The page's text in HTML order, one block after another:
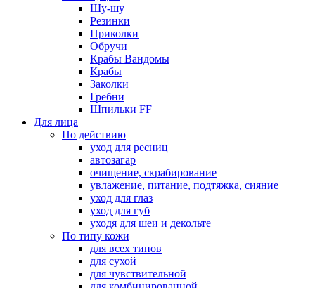
Шу-шу
Резинки
Приколки
Обручи
Крабы Вандомы
Крабы
Заколки
Гребни
Шпильки FF
Для лица
По действию
уход для ресниц
автозагар
очищение, скрабирование
увлажение, питание, подтяжка, сияние
уход для глаз
уход для губ
уходя для шеи и декольте
По типу кожи
для всех типов
для сухой
для чувствительной